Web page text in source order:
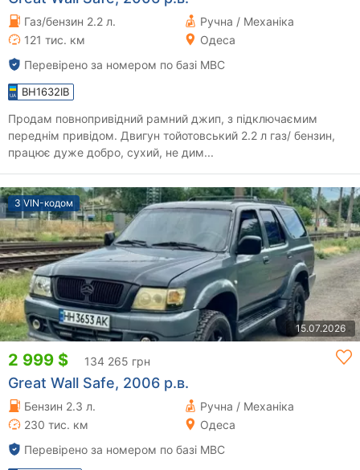
Газ/бензин 2.2 л.
Ручна / Механіка
121 тис. км
Одеса
Перевірено за номером по базі МВС
BH1632IB
Продам повнопривідний рамний джип, з підключаємим
переднім привідом. Двигун тойотовський 2.2 л газ/ бензин,
працює дуже добро, сухий, не дим...
З VIN-кодом
15.07.2026
2 999 $ 134 265 грн
Great Wall Safe, 2006 р.в.
Бензин 2.3 л.
Ручна / Механіка
230 тис. км
Одеса
Перевірено за номером по базі МВС